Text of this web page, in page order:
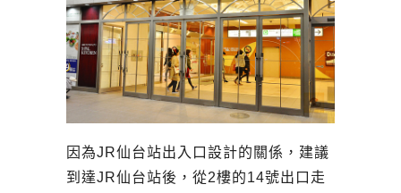
因為JR仙台站出入口設計的關係，建議
到達JR仙台站後，從2樓的14號出口走